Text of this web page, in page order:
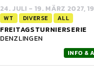
24. JULI - 19. MÄRZ 2027,
WT DIVERSE ALL
FREITAGSTURNIERSERIE
DENZLINGEN
INFO &